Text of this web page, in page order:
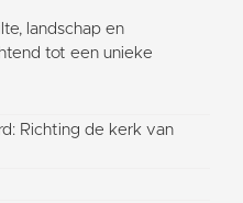
landschap en
tot een unieke
Richting de kerk van